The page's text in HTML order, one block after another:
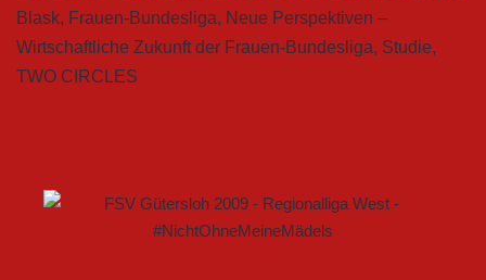
Blask, Frauen-Bundesliga, Neue Perspektiven –
Wirtschaftliche Zukunft der Frauen-Bundesliga, Studie,
TWO CIRCLES